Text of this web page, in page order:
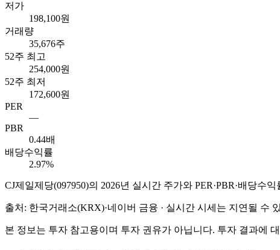
저가
198,100원
거래량
35,676주
52주 최고
254,000원
52주 최저
172,600원
PER
—
PBR
0.44배
배당수익률
2.97%
CJ제일제당(097950)의 2026년 실시간 주가와 PER·PBR·배당수
출처: 한국거래소(KRX)·네이버 금융 · 실시간 시세는 지연될 수
본 정보는 투자 참고용이며 투자 권유가 아닙니다. 투자 결과에